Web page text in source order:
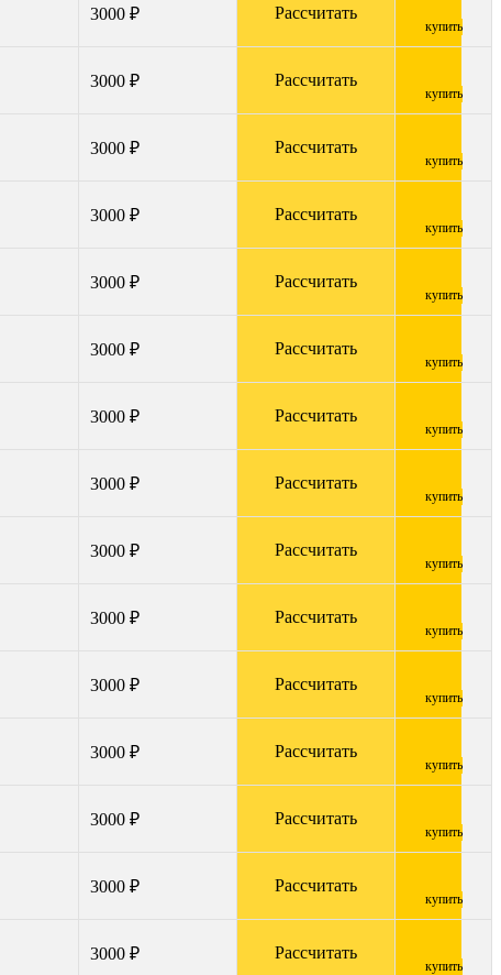
3000 ₽ Рассчитать
купить
3000 ₽ Рассчитать
купить
3000 ₽ Рассчитать
купить
3000 ₽ Рассчитать
купить
3000 ₽ Рассчитать
купить
3000 ₽ Рассчитать
купить
3000 ₽ Рассчитать
купить
3000 ₽ Рассчитать
купить
3000 ₽ Рассчитать
купить
3000 ₽ Рассчитать
купить
3000 ₽ Рассчитать
купить
3000 ₽ Рассчитать
купить
3000 ₽ Рассчитать
купить
3000 ₽ Рассчитать
купить
3000 ₽ Рассчитать
купить